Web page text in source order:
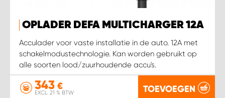
OPLADER DEFA MULTICHARGER 12A
Acculader voor vaste installatie in de auto. 12A met
schakelmodustechnologie. Kan worden gebruikt op
alle soorten lood/zuurhoudende accu's.
343 €
EXCL. 21 % BTW TOEVOEGEN